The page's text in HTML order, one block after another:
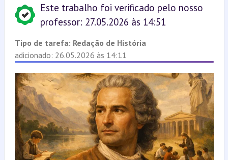
Este trabalho foi verificado pelo nosso
professor: 27.05.2026 às 14:51
Tipo de tarefa: Redação de História
adicionado: 26.05.2026 às 14:11